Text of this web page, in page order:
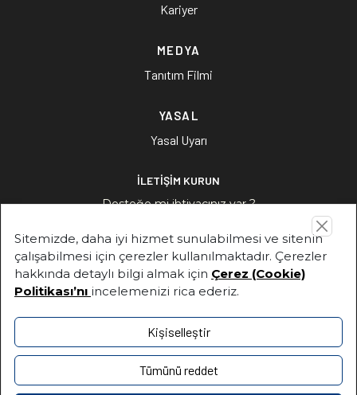
Sitemizde, daha iyi hizmet sunulabilmesi ve sitenin
çalışabilmesi için çerezler kullanılmaktadır. Çerezler
hakkında detaylı bilgi almak için Çerez (Cookie)
Politikası’nı incelemenizi rica ederiz.
Kişiselleştir
Tümünü reddet
Kariyer
MEDYA
Tanıtım Filmi
YASAL
Yasal Uyarı
İLETİŞİM KURUN
Desteğe mi ihtiyacınız var ?
İLETİŞİM KURUN
Fuat Paşa Sokak, No:1, 34880 Soğanlık / Kartal –İstanbul
+90 216-453 64 00
+90 216-453 64 00